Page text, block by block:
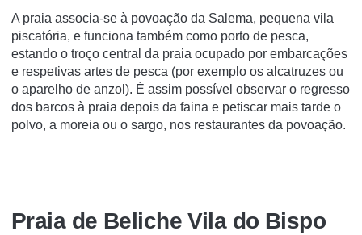
A praia associa-se à povoação da Salema, pequena vila
piscatória, e funciona também como porto de pesca,
estando o troço central da praia ocupado por embarcações
e respetivas artes de pesca (por exemplo os alcatruzes ou
o aparelho de anzol). É assim possível observar o regresso
dos barcos à praia depois da faina e petiscar mais tarde o
polvo, a moreia ou o sargo, nos restaurantes da povoação.
Praia de Beliche Vila do Bispo